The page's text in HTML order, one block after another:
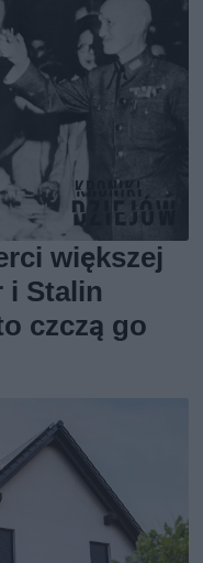
większej
i Stalin
czczą go